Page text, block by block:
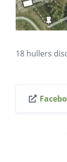
18 hullers